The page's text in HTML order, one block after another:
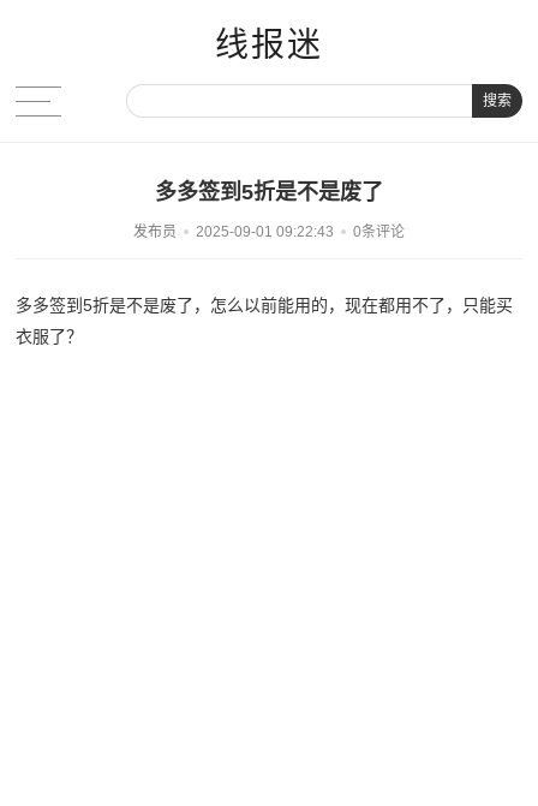
线报迷
搜索
多多签到5折是不是废了
发布员 2025-09-01 09:22:43 0条评论
多多签到5折是不是废了，怎么以前能用的，现在都用不了，只能买
衣服了？